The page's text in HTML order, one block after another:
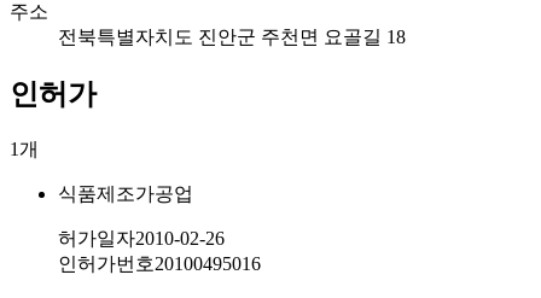
주소
전북특별자치도 진안군 주천면 요골길 18
인허가
1개
식품제조가공업
허가일자2010-02-26
인허가번호20100495016